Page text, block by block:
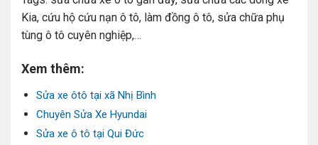
Kia, cứu hộ cứu nạn ô tô, làm đồng ô tô, sửa chữa phụ
tùng ô tô cuyên nghiệp,…
Xem thêm:
Sửa xe ôtô tại xã Nhị Bình
Chuyên Sửa Xe Hyundai
Sửa xe ô tô tại Qui Đức